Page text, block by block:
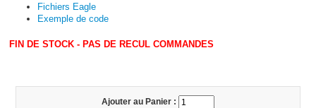
Fichiers Eagle
Exemple de code
FIN DE STOCK - PAS DE RECUL COMMANDES
Ajouter au Panier :